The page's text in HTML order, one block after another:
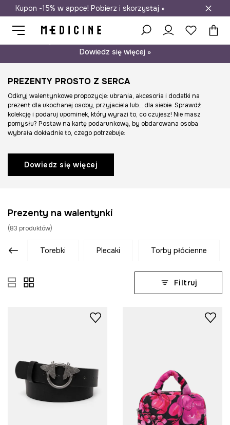
Darmowa dostawa do salonów
Kupon -15% w appce! Pobierz i skorzystaj »
Dowiedz się więcej »
PREZENTY PROSTO Z SERCA
Odkryj walentynkowe propozycje: ubrania, akcesoria i dodatki na
prezent dla ukochanej osoby, przyjaciela lub… dla siebie. Sprawdź
kolekcję i podaruj upominek, który wyrazi to, co czujesz! Nie masz
pomysłu? Postaw na kartę podarunkową, by obdarowana osoba
wybrała dokładnie to, czego potrzebuje:
Dowiedz się więcej
Prezenty na walentynki
(83 produktów)
torebki plecaki torby płócienne
Filtruj